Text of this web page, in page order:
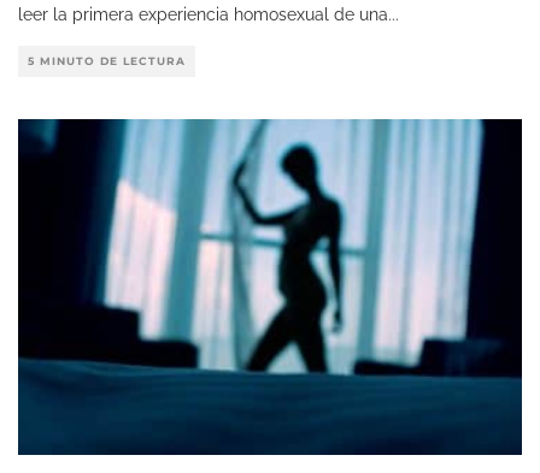
leer la primera experiencia homosexual de una...
5 MINUTO DE LECTURA